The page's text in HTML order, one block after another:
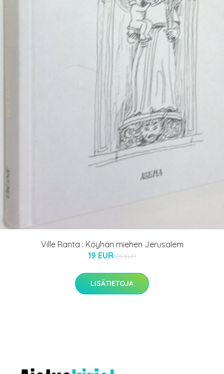
Ville Ranta : Köyhän miehen Jerusalem
19 EUR 25 EUR
LISÄTIETOJA